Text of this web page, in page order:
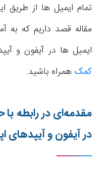
تمام ایمیل ها از طریق
مقاله قصد داریم که
ایمیل ها در آیفون و
کمک همراه باشید.
مقدمه‌ای در رابطه
در آیفون و آیپدهای